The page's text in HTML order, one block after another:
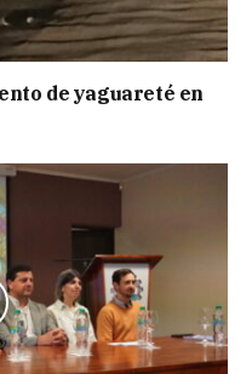
de yaguareté en